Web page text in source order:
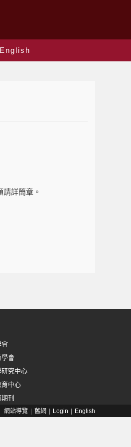
English
請詳簡章 。
會
學會
研究中心
育中心
刊
網站導覽 舊網 Login English